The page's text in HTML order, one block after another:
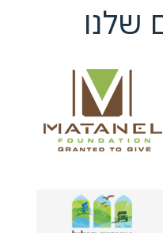
שלנו